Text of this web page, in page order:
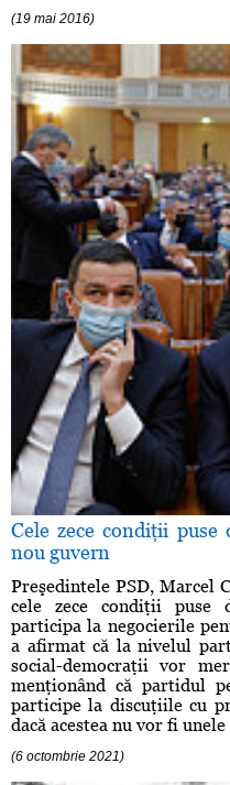
(19 mai 2016)
Cele zece condiţii puse
nou guvern
Preşedintele PSD, Marcel
cele zece condiţii puse
participa la negocierile
a afirmat că la nivelul
social-democraţii vor
menţionând că partidul
participe la discuţiile cu
dacă acestea nu vor fi
(6 octombrie 2021)